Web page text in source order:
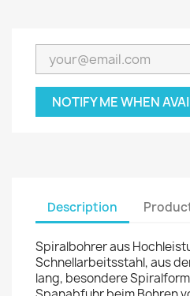
NOTIFY ME WHEN
Description
Spiralbohrer aus
Schnellarbeitsstahl, aus
lang, besondere